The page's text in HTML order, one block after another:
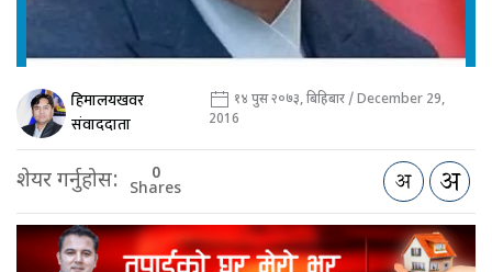
हिमालयखवर
संवाददाता
१४ पुस २०७३, बिहिबार / December 29,
2016
शेयर गर्नुहोस: 0
Shares